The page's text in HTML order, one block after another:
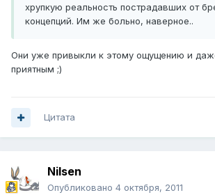
хрупкую реальность пострадавших от
концепций. Им же больно, наверное..
Они уже привыкли к этому ощущению и
приятным ;)
Цитата
Nilsen
Опубликовано 4 октября, 2011